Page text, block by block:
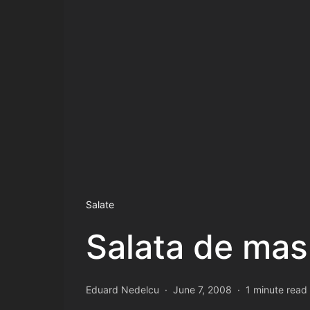
Salate
Salata de
Eduard Nedelcu June 7, 2008 1 minute read